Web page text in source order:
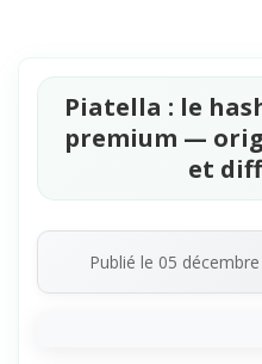
Piatella : le
premium —
et
Publié le 05